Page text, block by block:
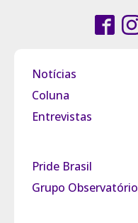
Notícias
Coluna
Entrevistas
Pride Brasil
Grupo Observatório